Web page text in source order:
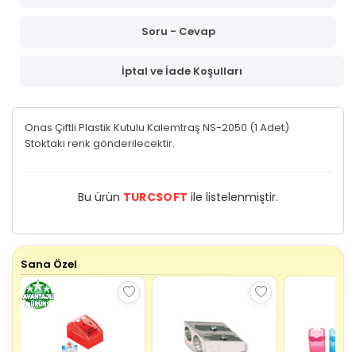
Soru - Cevap
İptal ve İade Koşulları
Onas Çiftli Plastik Kutulu Kalemtraş NS-2050 (1 Adet)
Stoktaki renk gönderilecektir.
Bu ürün TURCSOFT ile listelenmiştir.
Sana Özel